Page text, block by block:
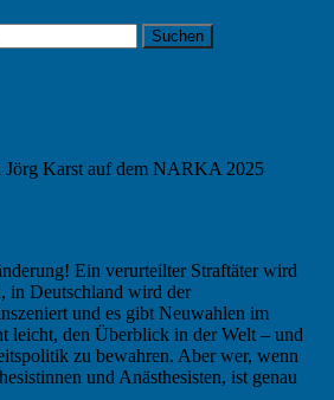
Suchen
Jörg Karst auf dem NARKA 2025
Ein verurteilter Straftäter wird
in Deutschland wird der
und es gibt Neuwahlen im
leicht, den Überblick in der Welt – und
zu bewahren. Aber wer, wenn
und Anästhesisten, ist genau